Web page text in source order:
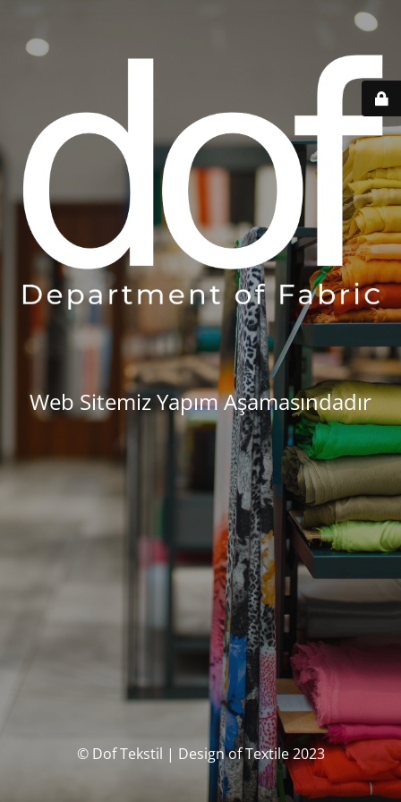
Web Sitemiz Yapım Aşamasındadır
© Dof Tekstil | Design of Textile 2023